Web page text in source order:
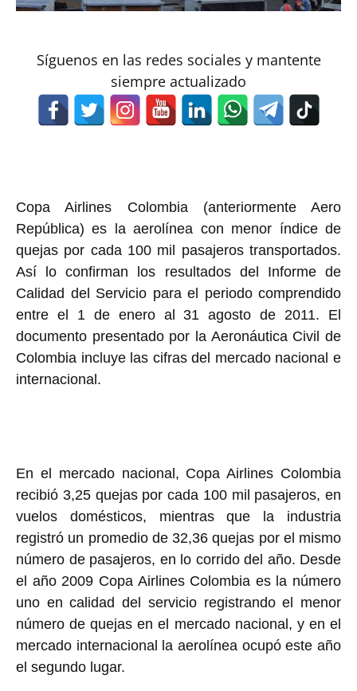
Síguenos en las redes sociales y mantente
siempre actualizado
Copa Airlines Colombia (anteriormente Aero
República) es la aerolínea con menor índice de
quejas por cada 100 mil pasajeros transportados.
Así lo confirman los resultados del Informe de
Calidad del Servicio para el periodo comprendido
entre el 1 de enero al 31 agosto de 2011. El
documento presentado por la Aeronáutica Civil de
Colombia incluye las cifras del mercado nacional e
internacional.
En el mercado nacional, Copa Airlines Colombia
recibió 3,25 quejas por cada 100 mil pasajeros, en
vuelos domésticos, mientras que la industria
registró un promedio de 32,36 quejas por el mismo
número de pasajeros, en lo corrido del año. Desde
el año 2009 Copa Airlines Colombia es la número
uno en calidad del servicio registrando el menor
número de quejas en el mercado nacional, y en el
mercado internacional la aerolínea ocupó este año
el segundo lugar.